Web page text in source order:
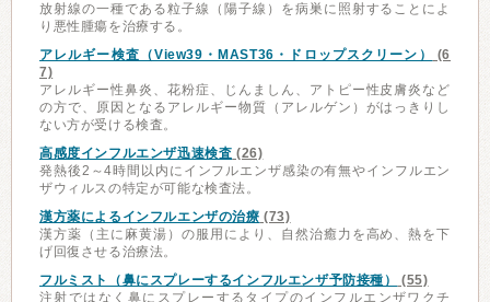
放射線の一種である粒子線（陽子線）を病巣に照射することによ
り悪性腫瘍を治療する。
アレルギー検査（View39・MAST36・ドロップスクリーン）
(6
7)
アレルギー性鼻炎、花粉症、じんましん、アトピー性皮膚炎など
の方で、原因となるアレルギー物質（アレルゲン）がはっきりし
ない方が受ける検査。
高感度インフルエンザ迅速検査 (26)
発熱後2～4時間以内にインフルエンザ感染の有無やインフルエン
ザウィルスの特定が可能な検査法。
漢方薬によるインフルエンザの治療 (73)
漢方薬（主に麻黄湯）の服用により、自然治癒力を高め、熱を下
げ回復させる治療法。
フルミスト（鼻にスプレーするインフルエンザ予防接種）
(55)
注射ではなく鼻にスプレーするタイプのインフルエンザワクチ